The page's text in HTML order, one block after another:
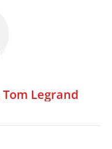
Tom Legrand